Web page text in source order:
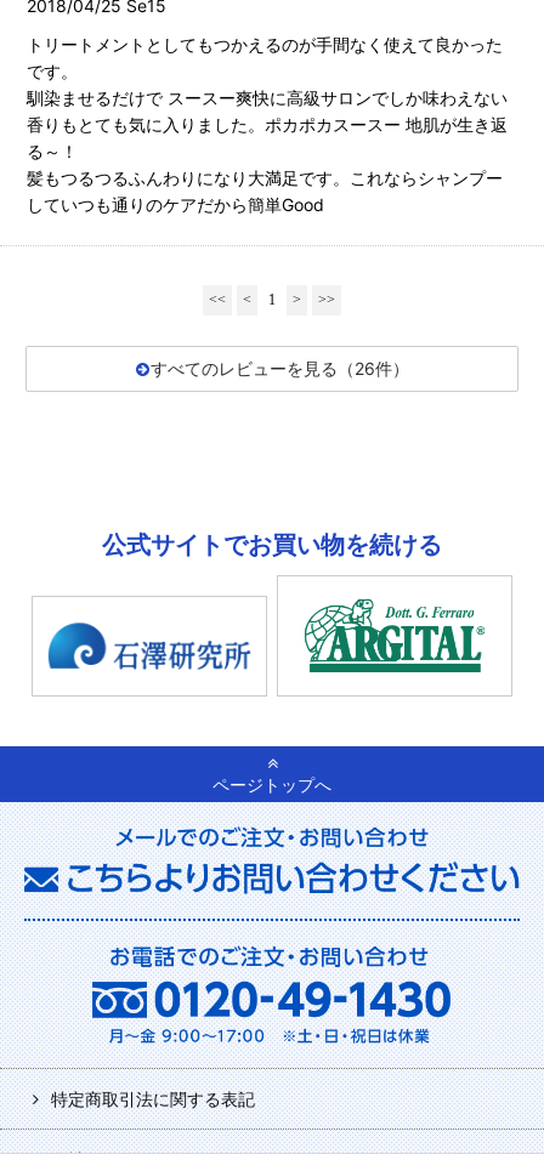
2018/04/25 Se15
トリートメントとしてもつかえるのが手間なく使えて良かった
です。
馴染ませるだけで スースー爽快に高級サロンでしか味わえない
香りもとても気に入りました。ポカポカスースー 地肌が生き返
る～！
髪もつるつるふんわりになり大満足です。これならシャンプー
していつも通りのケアだから簡単Good
<< < 1 > >>
すべてのレビューを見る（26件）
公式サイトでお買い物を続ける
ページトップへ
特定商取引法に関する表記